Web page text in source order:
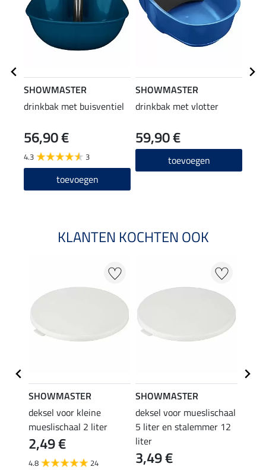
SHOWMASTER
drinkbak met buisventiel
56,90 €
4.3 3
toevoegen
SHOWMASTER
drinkbak met vlotter
59,90 €
toevoegen
KLANTEN KOCHTEN OOK
SHOWMASTER
deksel voor kleine
mueslischaal 2 liter
2,49 €
4.8 24
SHOWMASTER
deksel voor mueslischaal
5 liter en stalemmer 12
liter
3,49 €